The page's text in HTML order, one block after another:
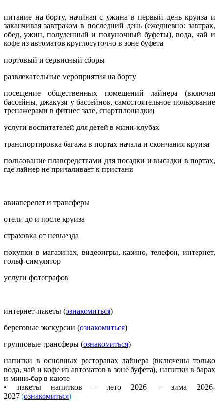
питание на борту, начиная с ужина в первый день круиза и
заканчивая завтраком в последний день (ежедневно: завтрак,
обед, ужин, полуденный и полуночный буфеты), вода, чай и
кофе из автоматов круглосуточно в зоне буфета
портовый и сервисный сборы
развлекательные мероприятия на борту
посещение общественных помещений лайнера (включая
бассейны, джакузи у бассейнов, самостоятельное пользование
тренажерами в фитнес зале, спортплощадки)
услуги воспитателей для детей в мини-клубах
транспортировка багажа в портах начала и окончания круиза
пользование плавсредствами для посадки и высадки в портах,
где лайнер не причаливает к пристани
авиаперелет и трансферы
отели до и после круиза
страховка от невыезда
покупки в магазинах, видеоигры, казино, телефон, интернет,
гольф-симулятор
услуги фотографов
интернет-пакеты (ознакомиться)
береговые экскурсии (ознакомиться)
групповые трансферы (ознакомиться)
напитки в основных ресторанах лайнера (включены только
вода, чай и кофе из автоматов в зоне буфета), напитки в барах
и мини-бар в каюте
• пакеты напитков – лето 2026 + зима 2026-
2027 (ознакомиться)